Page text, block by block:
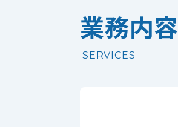
業務内容
SERVICES